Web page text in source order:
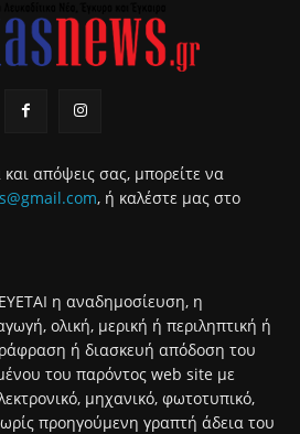
απόψεις σας, μπορείτε να
, ή καλέστε μας στο
η αναδημοσίευση, η
ολική, μερική ή περιληπτική ή
ή διασκευή απόδοση του
του παρόντος web site με
μηχανικό, φωτοτυπικό,
προηγούμενη γραπτή άδεια του